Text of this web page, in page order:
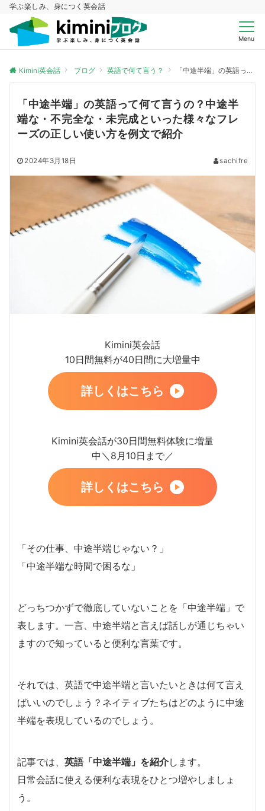
学ぶ楽しみ、身につく英会話
Menu
Kimini英会話 ブログ 英語で何て言う？ 「中途半端」の英語って何て言うの？中途半端な・不完全な・未完成といった様々なフレーズの正しい使い方を例文で紹介
「中途半端」の英語って何て言うの？中途半
端な・不完全な・未完成といった様々なフレ
ーズの正しい使い方を例文で紹介
2024年3月18日 sachifre
Kimini英会話
10日間無料が40日間に大増量中
詳しくはこちら
Kimini英会話が30日間無料体験に増量
中＼8月10日まで／
詳しくはこちら
「その仕事、中途半端じゃない？」
「中途半端な時間で困るな」
どっちつかずで徹底していないことを「中途半端」で
表します。一言、中途半端と言えば話しが通じちゃい
ますので知っていると便利な言葉です。
それでは、英語で中途半端と言いたいときは何て言え
ばいいのでしょう？ネイティブたちはどのように中途
半端を表現しているのでしょう。
記事では、 英語「中途半端」を紹介します。
日常会話に使える便利な表現をひとつ増やしましょ
う。